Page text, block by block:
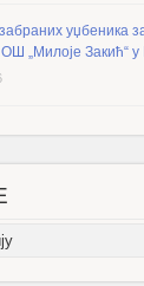
уџбеника
„Милоје Закић“ у